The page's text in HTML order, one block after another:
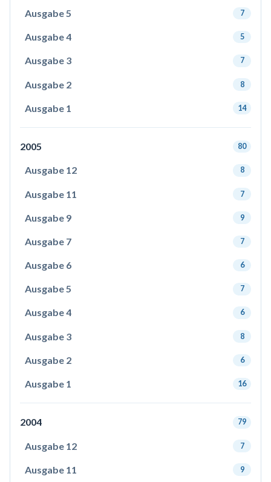
Ausgabe 5 7
Ausgabe 4 5
Ausgabe 3 7
Ausgabe 2 8
Ausgabe 1 14
2005 80
Ausgabe 12 8
Ausgabe 11 7
Ausgabe 9 9
Ausgabe 7 7
Ausgabe 6 6
Ausgabe 5 7
Ausgabe 4 6
Ausgabe 3 8
Ausgabe 2 6
Ausgabe 1 16
2004 79
Ausgabe 12 7
Ausgabe 11 9